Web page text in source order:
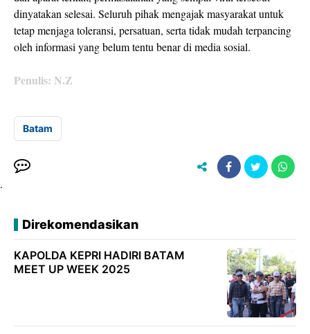
dinyatakan selesai. Seluruh pihak mengajak masyarakat untuk
tetap menjaga toleransi, persatuan, serta tidak mudah terpancing
oleh informasi yang belum tentu benar di media sosial.
Penulis: N.Z
Batam
.
Direkomendasikan
KAPOLDA KEPRI HADIRI BATAM
MEET UP WEEK 2025